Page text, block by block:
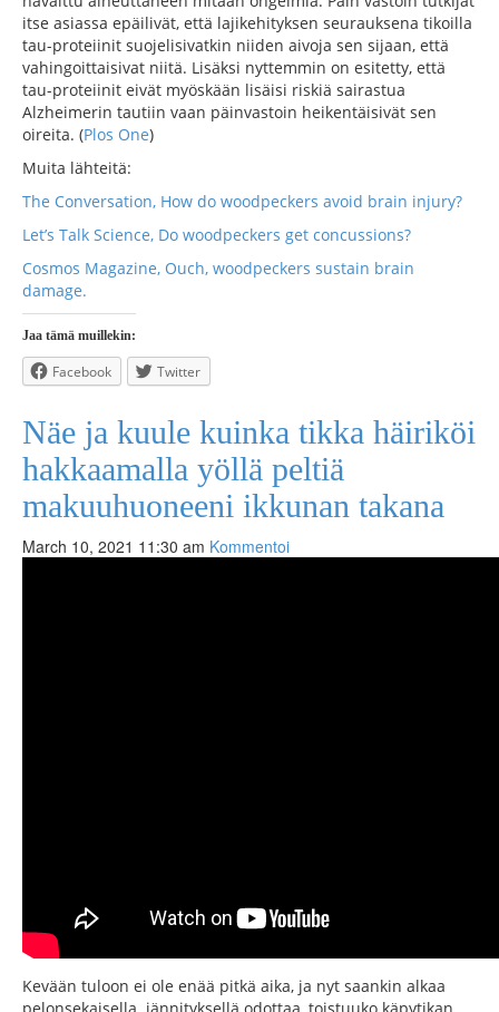
itse asiassa epäilivät, että lajikehityksen seurauksena tikoilla
tau-proteiinit suojelisivatkin niiden aivoja sen sijaan, että
vahingoittaisivat niitä. Lisäksi nyttemmin on esitetty, että
tau-proteiinit eivät myöskään lisäisi riskiä sairastua
Alzheimerin tautiin vaan päinvastoin heikentäisivät sen
oireita. (Plos One)
Muita lähteitä:
The Conversation, How do woodpeckers avoid brain injury?
Let’s Talk Science, Do woodpeckers get concussions?
Cosmos Magazine, Ouch, woodpeckers sustain brain
damage.
Jaa tämä muillekin:
Facebook Twitter
Näe ja kuule kuinka tikka häiriköi
hakkaamalla yöllä peltiä
makuuhuoneeni ikkunan takana
March 10, 2021 11:30 am Kommentoi
Kevään tuloon ei ole enää pitkä aika, ja nyt saankin alkaa